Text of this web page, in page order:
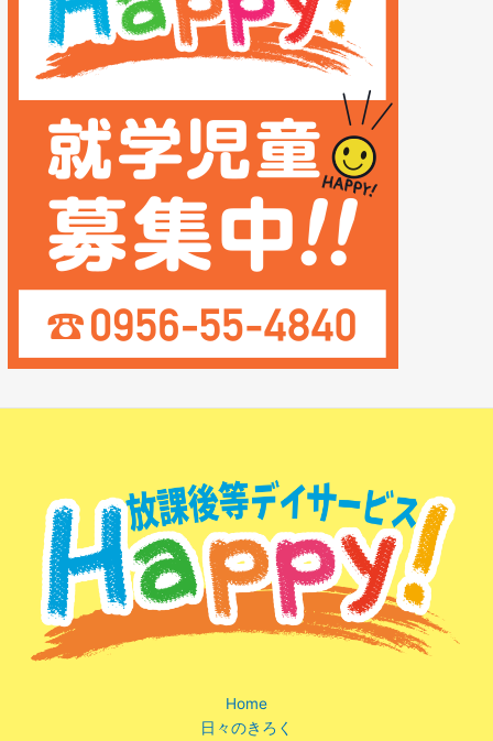
Home
日々のきろく